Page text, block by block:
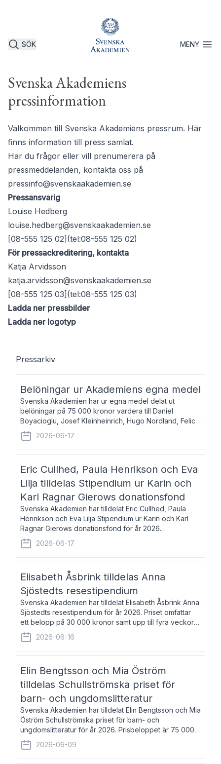
SÖK MENYÖppna
Svenska Akademiens
pressinformation
Välkommen till Svenska Akademiens pressrum. Här
finns information till press samlat.
Har du frågor eller vill prenumerera på
pressmeddelanden, kontakta oss på
pressinfo@svenskaakademien.se
Pressansvarig
Louise Hedberg
louise.hedberg@svenskaakademien.se
[08-555 125 02](tel:08-555 125 02)
För pressackreditering, kontakta
Katja Arvidsson
katja.arvidsson@svenskaakademien.se
[08-555 125 03](tel:08-555 125 03)
Ladda ner pressbilder
Ladda ner logotyp
Pressarkiv
Belöningar ur Akademiens egna medel
Svenska Akademien har ur egna medel delat ut
belöningar på 75 000 kronor vardera till Daniel
Boyacioglu, Josef Kleinheinrich, Hugo Nordland, Felicia
Stenroth och Svante Strandberg. Daniel Boyacioglu,
född 1981, är poet och scenartist. Josef
2026-06-17
Eric Cullhed, Paula Henrikson och Eva
Lilja tilldelas Stipendium ur Karin och
Karl Ragnar Gierows donationsfond
Svenska Akademien har tilldelat Eric Cullhed, Paula
Henrikson och Eva Lilja Stipendium ur Karin och Karl
Ragnar Gierows donationsfond för år 2026.
Stipendiebeloppet är på 70 000 kronor vardera. Eric
Cullhed, född 1985, är professor i grekis
2026-06-17
Elisabeth Åsbrink tilldelas Anna
Sjöstedts resestipendium
Svenska Akademien har tilldelat Elisabeth Åsbrink Anna
Sjöstedts resestipendium för år 2026. Priset omfattar
ett belopp på 30 000 kronor samt upp till fyra veckors
fri vistelse i Akademiens lägenhet i Berlin. Elisabeth
Åsbrink, född 1965 oc
2026-06-16
Elin Bengtsson och Mia Öström
tilldelas Schullströmska priset för
barn- och ungdomslitteratur
Svenska Akademien har tilldelat Elin Bengtsson och Mia
Öström Schullströmska priset för barn- och
ungdomslitteratur för år 2026. Prisbeloppet är 75 000
kronor vardera. Elin Bengtsson, född 1987, är författare
och forskare i genusvetenskap.
2026-06-09